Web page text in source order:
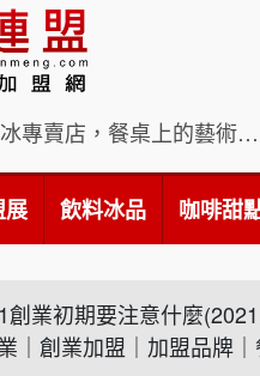
【冰封仙果】雪花冰專賣店，餐桌上的藝術饗宴
展 飲料冰品 咖啡甜
創業初期要注意什麼
｜創業加盟｜加盟品牌